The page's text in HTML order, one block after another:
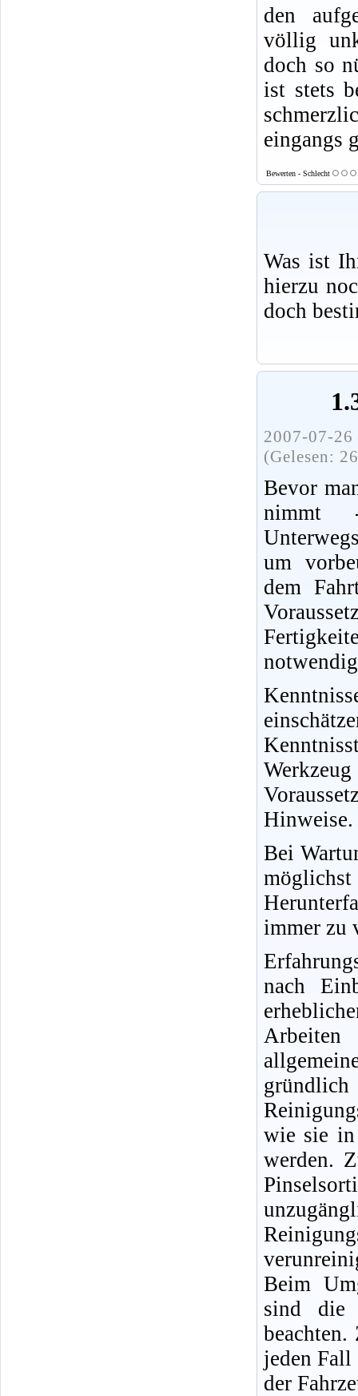
den
völlig
doch so
ist stets
eingangs
Bewerten - Schlecht
Was ist
hierzu
doch
2007-07-
(Gelesen:
Bevor
um
dem
Hinweise.
Bei
immer zu
nach
wie sie in
werden.
Beim
sind die
jeden Fall
der